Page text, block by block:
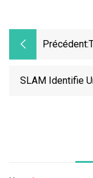
Précédent:
SLAM Identifie